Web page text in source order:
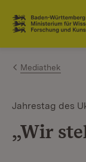
Zum Inhalt
Link zur
Mediathek
Jahrestag des
„Wir